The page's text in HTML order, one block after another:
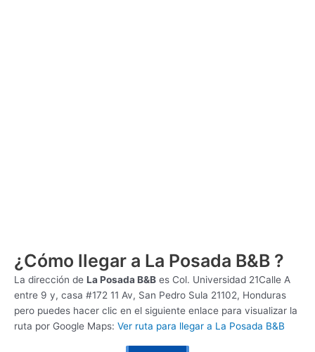
¿Cómo llegar a La Posada B&B ?
La dirección de La Posada B&B es Col. Universidad 21Calle A
entre 9 y, casa #172 11 Av, San Pedro Sula 21102, Honduras
pero puedes hacer clic en el siguiente enlace para visualizar la
ruta por Google Maps: Ver ruta para llegar a La Posada B&B